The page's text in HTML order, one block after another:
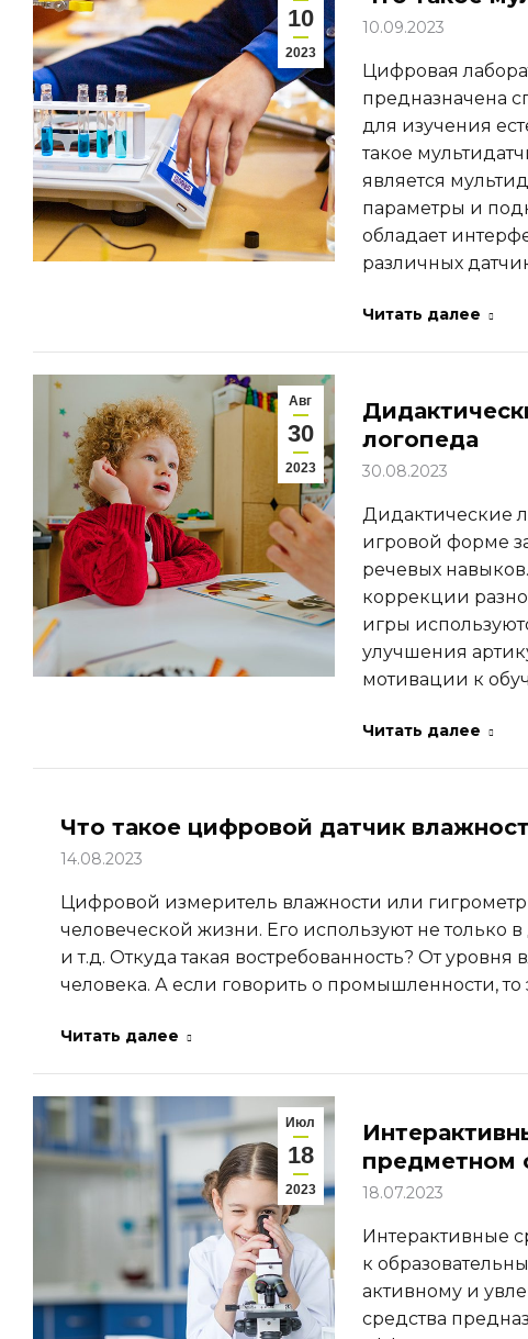
10
2023
10.09.2023
Цифровая
предназначена
для изучения
такое
является
параметры и
обладает
различных
Читать далее
Авг
30
2023
логопеда
30.08.2023
Дидактические
игровой форме
речевых
коррекции
игры
улучшения
мотивации к
Читать далее
Что такое цифровой датчик
14.08.2023
Цифровой измеритель влажности или
человеческой жизни. Его используют не только
и т.д. Откуда такая востребованность? От
человека. А если говорить о промышленности, то
Читать далее
Июл
18
2023
предметном
18.07.2023
Интерактивные
к
активному и
средства